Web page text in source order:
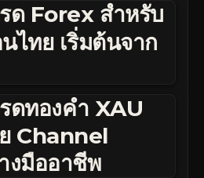
ด Forex สำหรับ
ไทย เริ่มต้นจาก
ดทองคำ XAU
Channel
งมืออาชีพ